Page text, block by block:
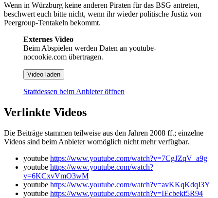
Wenn in Würzburg keine anderen Piraten für das BSG antreten,
beschwert euch bitte nicht, wenn ihr wieder politische Justiz von
Peergroup-Tentakeln bekommt.
Externes Video
Beim Abspielen werden Daten an youtube-
nocookie.com übertragen.
Video laden
Stattdessen beim Anbieter öffnen
Verlinkte Videos
Die Beiträge stammen teilweise aus den Jahren 2008 ff.; einzelne
Videos sind beim Anbieter womöglich nicht mehr verfügbar.
youtube https://www.youtube.com/watch?v=7CgJZqV_a9g
youtube https://www.youtube.com/watch?
v=6KCxvVmO3wM
youtube https://www.youtube.com/watch?v=avKKqKdqI3Y
youtube https://www.youtube.com/watch?v=IEcbekf5R94